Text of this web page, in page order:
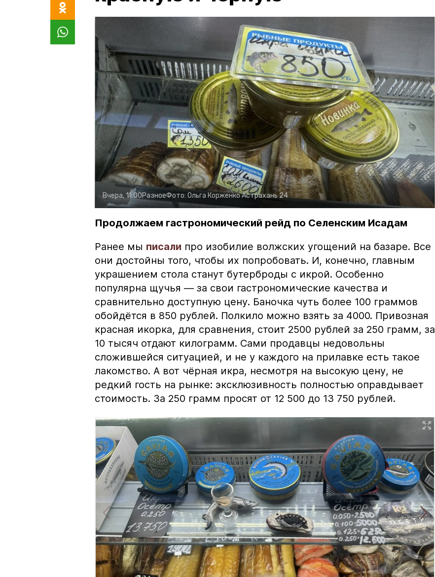
Вчера, 11:00РазноеФото: Ольга КорженкоАстрахань 24
Продолжаем гастрономический рейд по Селенским Исадам
Ранее мы писали про изобилие волжских угощений на базаре. Все
они достойны того, чтобы их попробовать. И, конечно, главным
украшением стола станут бутерброды с икрой. Особенно
популярна щучья — за свои гастрономические качества и
сравнительно доступную цену. Баночка чуть более 100 граммов
обойдётся в 850 рублей. Полкило можно взять за 4000. Привозная
красная икорка, для сравнения, стоит 2500 рублей за 250 грамм, за
10 тысяч отдают килограмм. Сами продавцы недовольны
сложившейся ситуацией, и не у каждого на прилавке есть такое
лакомство. А вот чёрная икра, несмотря на высокую цену, не
редкий гость на рынке: эксклюзивность полностью оправдывает
стоимость. За 250 грамм просят от 12 500 до 13 750 рублей.